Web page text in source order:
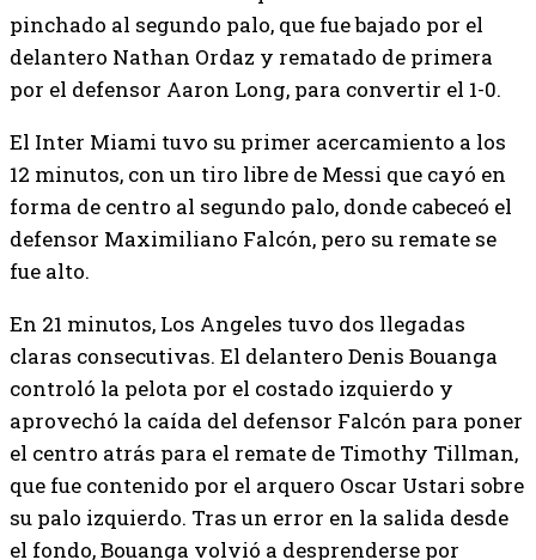
pinchado al segundo palo, que fue bajado por el
delantero Nathan Ordaz y rematado de primera
por el defensor Aaron Long, para convertir el 1-0.
El Inter Miami tuvo su primer acercamiento a los
12 minutos, con un tiro libre de Messi que cayó en
forma de centro al segundo palo, donde cabeceó el
defensor Maximiliano Falcón, pero su remate se
fue alto.
En 21 minutos, Los Angeles tuvo dos llegadas
claras consecutivas. El delantero Denis Bouanga
controló la pelota por el costado izquierdo y
aprovechó la caída del defensor Falcón para poner
el centro atrás para el remate de Timothy Tillman,
que fue contenido por el arquero Oscar Ustari sobre
su palo izquierdo. Tras un error en la salida desde
el fondo, Bouanga volvió a desprenderse por